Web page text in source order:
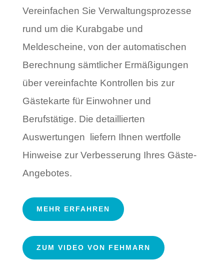
Vereinfachen Sie Verwaltungsprozesse
rund um die Kurabgabe und
Meldescheine, von der automatischen
Berechnung sämtlicher Ermäßigungen
über vereinfachte Kontrollen bis zur
Gästekarte für Einwohner und
Berufstätige. Die detaillierten
Auswertungen liefern Ihnen wertfolle
Hinweise zur Verbesserung Ihres Gäste-
Angebotes.
MEHR ERFAHREN
ZUM VIDEO VON FEHMARN